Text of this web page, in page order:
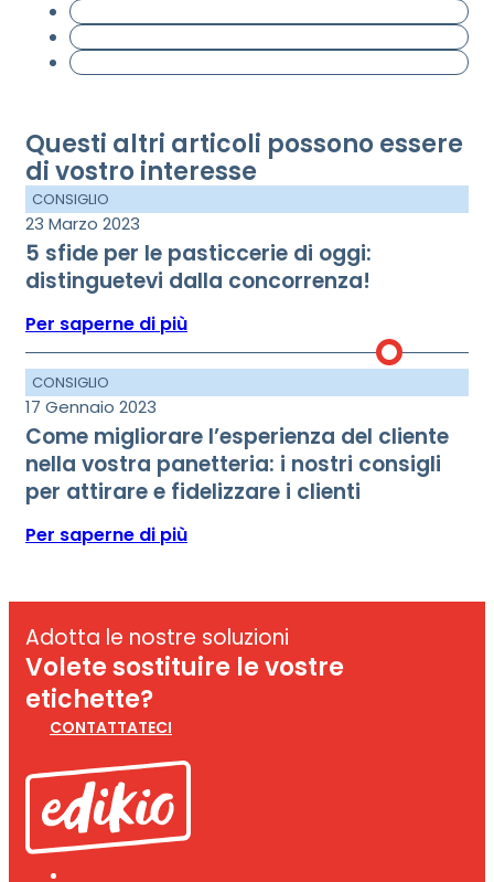
Questi altri articoli possono essere
di vostro interesse
CONSIGLIO
23 Marzo 2023
5 sfide per le pasticcerie di oggi:
distinguetevi dalla concorrenza!
Per saperne di più
CONSIGLIO
17 Gennaio 2023
Come migliorare l’esperienza del cliente
nella vostra panetteria: i nostri consigli
per attirare e fidelizzare i clienti
Per saperne di più
Adotta le nostre soluzioni
Volete sostituire le vostre
etichette?
CONTATTATECI